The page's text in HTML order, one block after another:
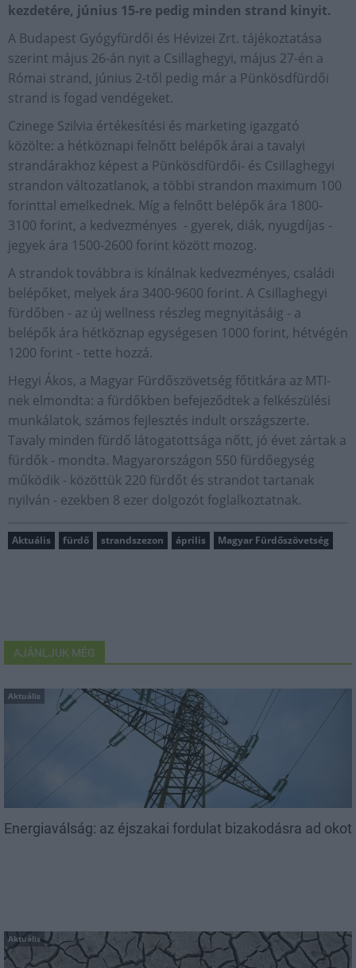
kezdetére, június 15-re pedig minden strand kinyit.
A Budapest Gyógyfürdői és Hévizei Zrt. tájékoztatása
szerint május 26-án nyit a Csillaghegyi, május 27-én a
Római strand, június 2-től pedig már a Pünkösdfürdői
strand is fogad vendégeket.
Czinege Szilvia értékesítési és marketing igazgató
közölte: a hétköznapi felnőtt belépők árai a tavalyi
strandárakhoz képest a Pünkösdfürdői- és Csillaghegyi
strandon változatlanok, a többi strandon maximum 100
forinttal emelkednek. Míg a felnőtt belépők ára 1800-
3100 forint, a kedvezményes - gyerek, diák, nyugdíjas -
jegyek ára 1500-2600 forint között mozog.
A strandok továbbra is kínálnak kedvezményes, családi
belépőket, melyek ára 3400-9600 forint. A Csillaghegyi
fürdőben - az új wellness részleg megnyitásáig - a
belépők ára hétköznap egységesen 1000 forint, hétvégén
1200 forint - tette hozzá.
Hegyi Ákos, a Magyar Fürdőszövetség főtitkára az MTI-
nek elmondta: a fürdőkben befejeződtek a felkészülési
munkálatok, számos fejlesztés indult országszerte.
Tavaly minden fürdő látogatottsága nőtt, jó évet zártak a
fürdők - mondta. Magyarországon 550 fürdőegység
működik - közöttük 220 fürdőt és strandot tartanak
nyilván - ezekben 8 ezer dolgozót foglalkoztatnak.
Aktuális fürdő strandszezon április Magyar Fürdőszövetség
AJÁNLJUK MÉG
Aktuális
Energiaválság: az éjszakai fordulat bizakodásra ad okot
Aktuális